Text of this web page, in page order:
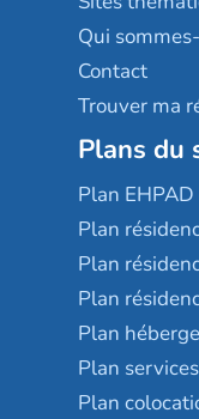
Qui
Contact
Trouver ma
Plans du
Plan
Plan
Plan
Plan
Plan
Plan
Plan